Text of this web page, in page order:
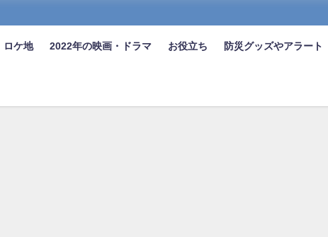
ロケ地 2022年の映画・ドラマ お役立ち 防災グッズやアラート